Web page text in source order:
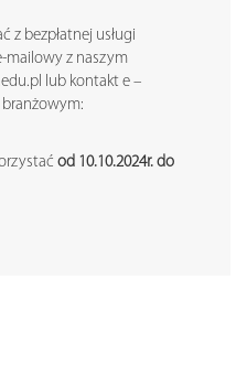
z bezpłatnej usługi
mailowy z naszym
lub kontakt e –
od 10.10.2024r. do